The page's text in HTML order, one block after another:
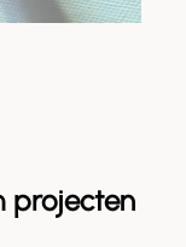
projecten